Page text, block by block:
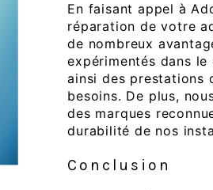
En faisant appel à
réparation de votre
de nombreux
expérimentés dans
ainsi des prestations
besoins. De plus,
des marques
durabilité de nos
Conclusion